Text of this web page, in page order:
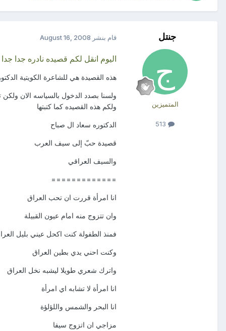
جنتل
المتميزين
قام بنشر August 16, 2008
اليوم انقل لكم قصيده نادره جدا
هذه القصيدة هي للشاعرة الكويتية
ولسنا بصدد الدخول بالسياسه الان
ولكم هذه القصيده كما كتبتها
الدكتوره سعاد ال صباح
قصيدة حبّ إلى سيف العرب
والسيف العراقي
=============
انا امرأة قررت ان تحب العراق
وان تتزوج منه امام عيون القبيلة
فمنذ الطفولة كنت اكحل عيني بليل
وكنت احني يدي بطين العراق
واترك شعري طويلا ليشبه نخل العراق
انا امرأة لا تشابه اي امرأة
انا البحر والشمس واللؤلؤة
مزاجي ان اتزوج سيفا